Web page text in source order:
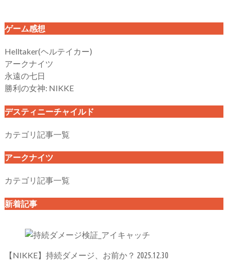
ゲーム感想
Helltaker(ヘルテイカー)
アークナイツ
永遠の七日
勝利の女神: NIKKE
デスティニーチャイルド
カテゴリ記事一覧
アークナイツ
カテゴリ記事一覧
新着記事
【NIKKE】持続ダメージ、お前か？ 2025.12.30